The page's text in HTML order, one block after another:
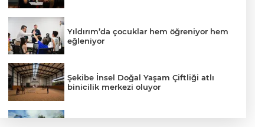
Yıldırım’da çocuklar hem öğreniyor hem
eğleniyor
Şekibe İnsel Doğal Yaşam Çiftliği atlı
binicilik merkezi oluyor